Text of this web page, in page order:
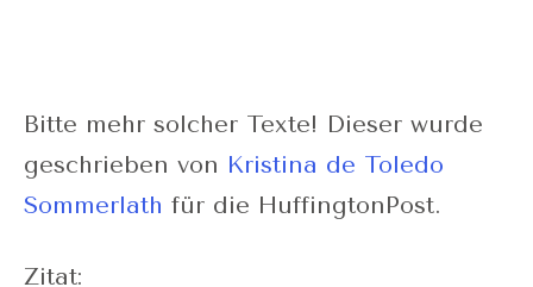
Bitte mehr solcher Texte! Dieser wurde
geschrieben von Kristina de Toledo
Sommerlath für die HuffingtonPost.
Zitat: